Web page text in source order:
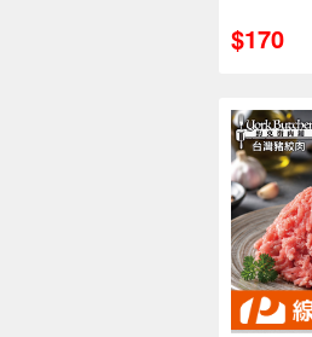
$170